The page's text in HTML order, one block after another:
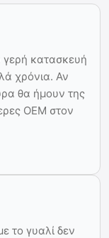
κατασκευή
χρόνια. Αν
θα ήμουν της
OEM στον
το γυαλί δεν